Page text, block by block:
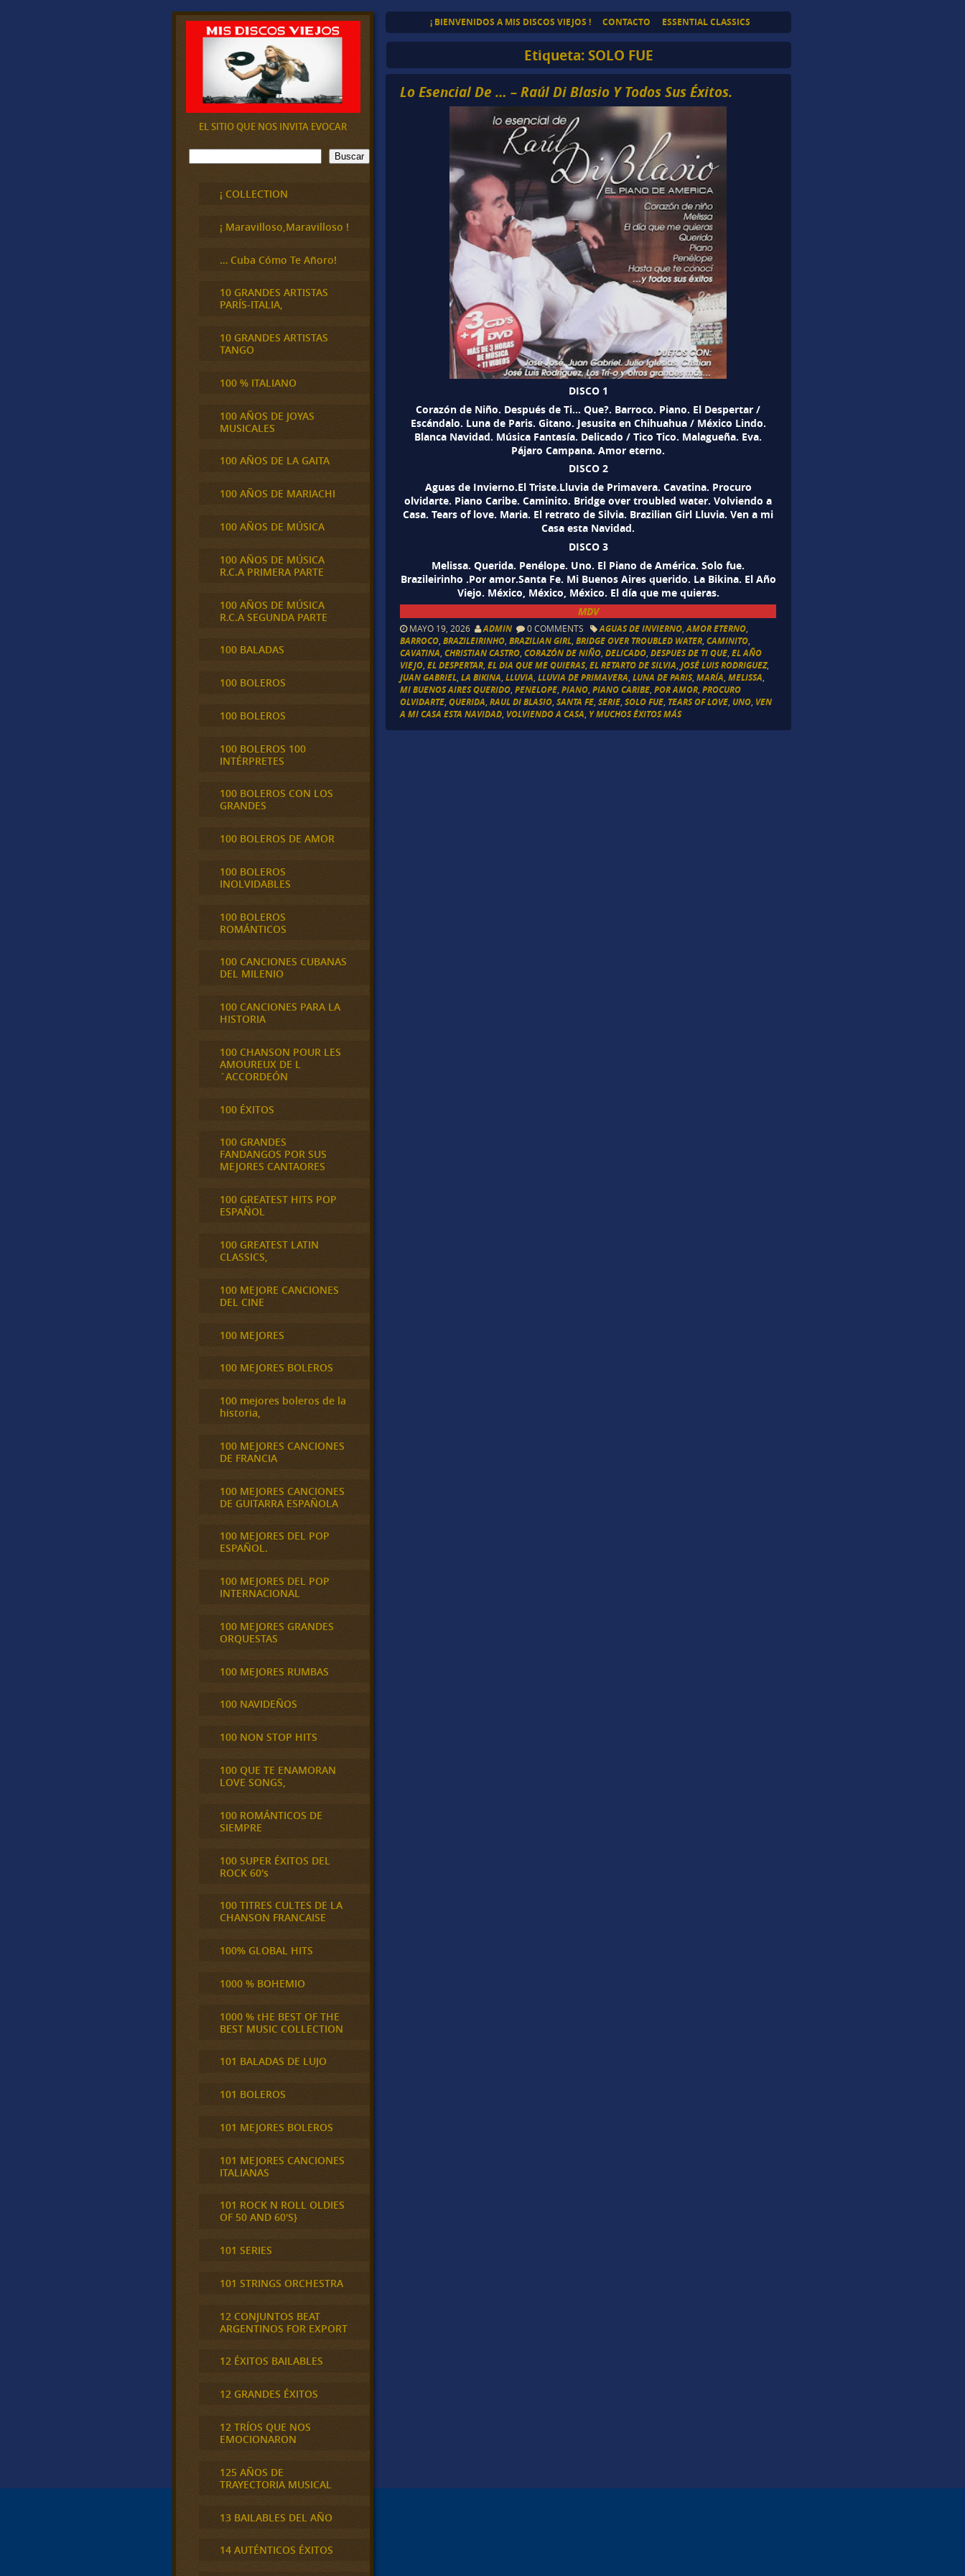
¡ BIENVENIDOS A MIS DISCOS VIEJOS ! CONTACTO ESSENTIAL CLASSICS
Etiqueta: SOLO FUE
Lo Esencial De … – Raúl Di Blasio Y Todos Sus Éxitos.
DISCO 1
Corazón de Niño. Después de Ti… Que?. Barroco. Piano. El Despertar /
Escándalo. Luna de Paris. Gitano. Jesusita en Chihuahua / México Lindo.
Blanca Navidad. Música Fantasía. Delicado / Tico Tico. Malagueña. Eva.
Pájaro Campana. Amor eterno.
DISCO 2
Aguas de Invierno.El Triste.Lluvia de Primavera. Cavatina. Procuro
olvidarte. Piano Caribe. Caminito. Bridge over troubled water. Volviendo a
Casa. Tears of love. Maria. El retrato de Silvia. Brazilian Girl Lluvia. Ven a mi
Casa esta Navidad.
DISCO 3
Melissa. Querida. Penélope. Uno. El Piano de América. Solo fue.
Brazileirinho .Por amor.Santa Fe. Mi Buenos Aires querido. La Bikina. El Año
Viejo. México, México, México. El día que me quieras.
MDV
MAYO 19, 2026 ADMIN 0 COMMENTS AGUAS DE INVIERNO,AMOR ETERNO,
BARROCO,BRAZILEIRINHO,BRAZILIAN GIRL,BRIDGE OVER TROUBLED WATER,CAMINITO,
CAVATINA,CHRISTIAN CASTRO,CORAZÓN DE NIÑO,DELICADO,DESPUES DE TI QUE,EL AÑO
VIEJO,EL DESPERTAR,EL DIA QUE ME QUIERAS,EL RETARTO DE SILVIA,JOSÉ LUIS RODRIGUEZ,
JUAN GABRIEL,LA BIKINA,LLUVIA,LLUVIA DE PRIMAVERA,LUNA DE PARIS,MARÍA,MELISSA,
MI BUENOS AIRES QUERIDO,PENELOPE,PIANO,PIANO CARIBE,POR AMOR,PROCURO
OLVIDARTE,QUERIDA,RAUL DI BLASIO,SANTA FE,SERIE,SOLO FUE, TEARS OF LOVE, UNO, VEN
A MI CASA ESTA NAVIDAD, VOLVIENDO A CASA, Y MUCHOS ÉXITOS MÁS
EL SITIO QUE NOS INVITA EVOCAR
B
u
Buscar
¡ COLLECTION
¡ Maravilloso,Maravilloso !
… Cuba Cómo Te Añoro!
10 GRANDES ARTISTAS
PARÍS-ITALIA,
10 GRANDES ARTISTAS
TANGO
100 % ITALIANO
100 AÑOS DE JOYAS
MUSICALES
100 AÑOS DE LA GAITA
100 AÑOS DE MARIACHI
100 AÑOS DE MÚSICA
100 AÑOS DE MÚSICA
R.C.A PRIMERA PARTE
100 AÑOS DE MÚSICA
R.C.A SEGUNDA PARTE
100 BALADAS
100 BOLEROS
100 BOLEROS
100 BOLEROS 100
INTÉRPRETES
100 BOLEROS CON LOS
GRANDES
100 BOLEROS DE AMOR
100 BOLEROS
INOLVIDABLES
100 BOLEROS
ROMÁNTICOS
100 CANCIONES CUBANAS
DEL MILENIO
100 CANCIONES PARA LA
HISTORIA
100 CHANSON POUR LES
AMOUREUX DE L
´ACCORDEÓN
100 ÉXITOS
100 GRANDES
FANDANGOS POR SUS
MEJORES CANTAORES
100 GREATEST HITS POP
ESPAÑOL
100 GREATEST LATIN
CLASSICS,
100 MEJORE CANCIONES
DEL CINE
100 MEJORES
100 MEJORES BOLEROS
100 mejores boleros de la
historia,
100 MEJORES CANCIONES
DE FRANCIA
100 MEJORES CANCIONES
DE GUITARRA ESPAÑOLA
100 MEJORES DEL POP
ESPAÑOL.
100 MEJORES DEL POP
INTERNACIONAL
100 MEJORES GRANDES
ORQUESTAS
100 MEJORES RUMBAS
100 NAVIDEÑOS
100 NON STOP HITS
100 QUE TE ENAMORAN
LOVE SONGS,
100 ROMÁNTICOS DE
SIEMPRE
100 SUPER ÉXITOS DEL
ROCK 60's
100 TITRES CULTES DE LA
CHANSON FRANCAISE
100% GLOBAL HITS
1000 % BOHEMIO
1000 % tHE BEST OF THE
BEST MUSIC COLLECTION
101 BALADAS DE LUJO
101 BOLEROS
101 MEJORES BOLEROS
101 MEJORES CANCIONES
ITALIANAS
101 ROCK N ROLL OLDIES
OF 50 AND 60'S}
101 SERIES
101 STRINGS ORCHESTRA
12 CONJUNTOS BEAT
ARGENTINOS FOR EXPORT
12 ÉXITOS BAILABLES
12 GRANDES ÉXITOS
12 TRÍOS QUE NOS
EMOCIONARON
125 AÑOS DE
TRAYECTORIA MUSICAL
13 BAILABLES DEL AÑO
14 AUTÉNTICOS ÉXITOS